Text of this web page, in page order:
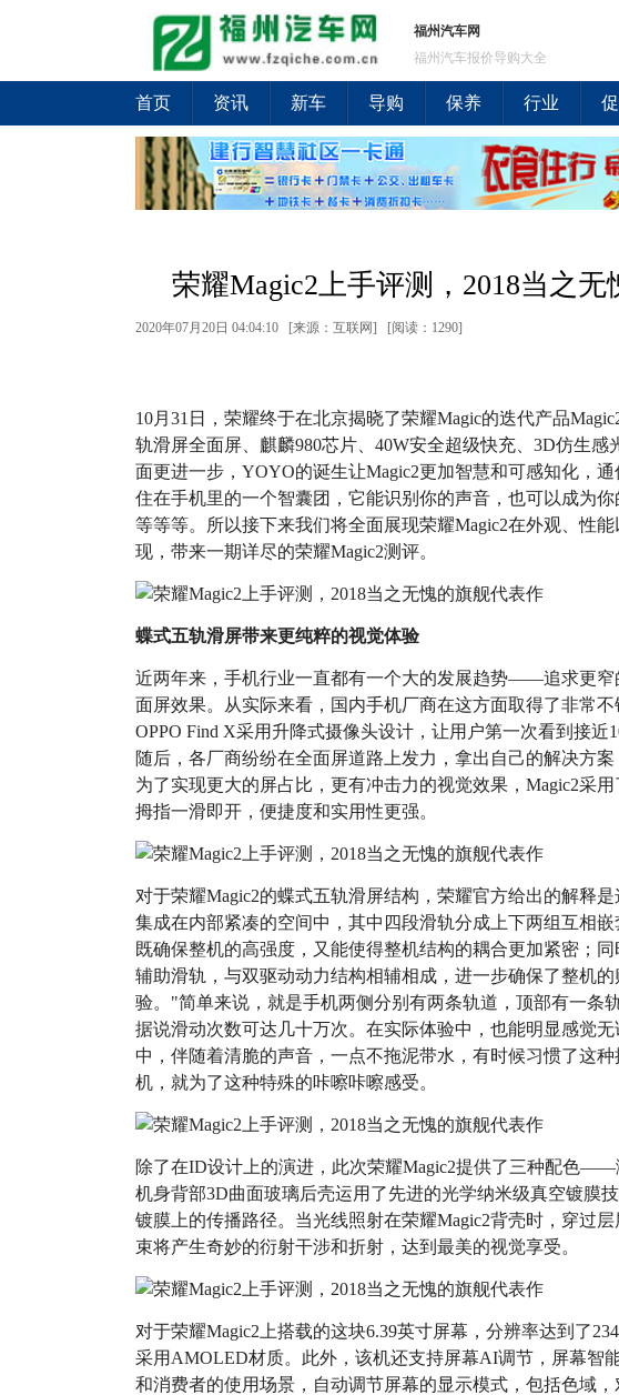
福州汽车网
福州汽车报价导购大全
首页 资讯 新车 导购 保养 行业
荣耀Magic2上手评测，2018当之
2020年07月20日 04:04:10 [来源：互联网] [阅读：1290]
10月31日，荣耀终于在北京揭晓了荣耀Magic的迭代产品
轨滑屏全面屏、麒麟980芯片、40W安全超级快充、3D仿生
面更进一步，YOYO的诞生让Magic2更加智慧和可感知化，
住在手机里的一个智囊团，它能识别你的声音，也可以成为
等等等。所以接下来我们将全面展现荣耀Magic2在外观、性
现，带来一期详尽的荣耀Magic2测评。
蝶式五轨滑屏带来更纯粹的视觉体验
近两年来，手机行业一直都有一个大的发展趋势——追求更窄
面屏效果。从实际来看，国内手机厂商在这方面取得了非常不
OPPO Find X采用升降式摄像头设计，让用户第一次看到接近
随后，各厂商纷纷在全面屏道路上发力，拿出自己的解决方案
为了实现更大的屏占比，更有冲击力的视觉效果，Magic2采
拇指一滑即开，便捷度和实用性更强。
对于荣耀Magic2的蝶式五轨滑屏结构，荣耀官方给出的解释
集成在内部紧凑的空间中，其中四段滑轨分成上下两组互相嵌
既确保整机的高强度，又能使得整机结构的耦合更加紧密；
辅助滑轨，与双驱动动力结构相辅相成，进一步确保了整机
验。"简单来说，就是手机两侧分别有两条轨道，顶部有一条
据说滑动次数可达几十万次。在实际体验中，也能明显感觉
中，伴随着清脆的声音，一点不拖泥带水，有时候习惯了这
机，就为了这种特殊的咔嚓咔嚓感受。
除了在ID设计上的演进，此次荣耀Magic2提供了三种配色——
机身背部3D曲面玻璃后壳运用了先进的光学纳米级真空镀膜
镀膜上的传播路径。当光线照射在荣耀Magic2背壳时，穿过
束将产生奇妙的衍射干涉和折射，达到最美的视觉享受。
对于荣耀Magic2上搭载的这块6.39英寸屏幕，分辨率达到了
采用AMOLED材质。此外，该机还支持屏幕AI调节，屏幕智
和消费者的使用场景，自动调节屏幕的显示模式，包括色域